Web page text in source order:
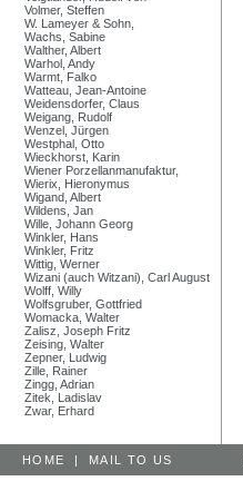
Volmer, Steffen
W. Lameyer & Sohn,
Wachs, Sabine
Walther, Albert
Warhol, Andy
Warmt, Falko
Watteau, Jean-Antoine
Weidensdorfer, Claus
Weigang, Rudolf
Wenzel, Jürgen
Westphal, Otto
Wieckhorst, Karin
Wiener Porzellanmanufaktur,
Wierix, Hieronymus
Wigand, Albert
Wildens, Jan
Wille, Johann Georg
Winkler, Hans
Winkler, Fritz
Wittig, Werner
Wizani (auch Witzani), Carl August
Wolff, Willy
Wolfsgruber, Gottfried
Womacka, Walter
Zalisz, Joseph Fritz
Zeising, Walter
Zepner, Ludwig
Zille, Rainer
Zingg, Adrian
Zitek, Ladislav
Zwar, Erhard
HOME | MAIL TO US